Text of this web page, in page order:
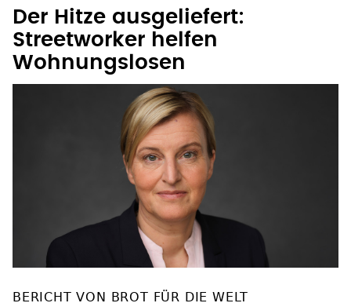
Der Hitze ausgeliefert:
Streetworker helfen
Wohnungslosen
BERICHT VON BROT FÜR DIE WELT